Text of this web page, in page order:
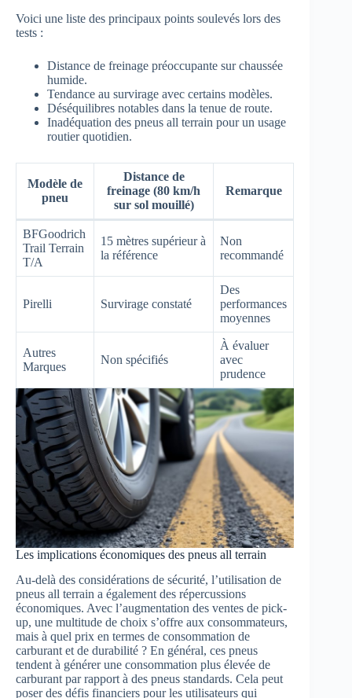
Voici une liste des principaux points soulevés lors des
tests :
Distance de freinage préoccupante sur chaussée
humide.
Tendance au survirage avec certains modèles.
Déséquilibres notables dans la tenue de route.
Inadéquation des pneus all terrain pour un usage
routier quotidien.
Modèle de
pneu
Distance de
freinage (80 km/h
sur sol mouillé)
Remarque
BFGoodrich
Trail Terrain
T/A
15 mètres supérieur à
la référence
Non
recommandé
Pirelli Survirage constaté
Des
performances
moyennes
Autres
Marques
Non spécifiés
À évaluer
avec
prudence
Les implications économiques des pneus all terrain
Au-delà des considérations de sécurité, l’utilisation de
pneus all terrain a également des répercussions
économiques. Avec l’augmentation des ventes de pick-
up, une multitude de choix s’offre aux consommateurs,
mais à quel prix en termes de consommation de
carburant et de durabilité ? En général, ces pneus
tendent à générer une consommation plus élevée de
carburant par rapport à des pneus standards. Cela peut
poser des défis financiers pour les utilisateurs qui